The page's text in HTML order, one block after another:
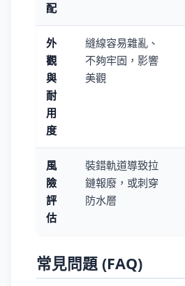
配
外
觀
與
耐
用
度
縫線容易雜亂、
不夠牢固，影響
美觀
風
險
評
估
裝錯軌道導致拉
鏈報廢，或刺穿
防水層
常見問題 (FAQ)